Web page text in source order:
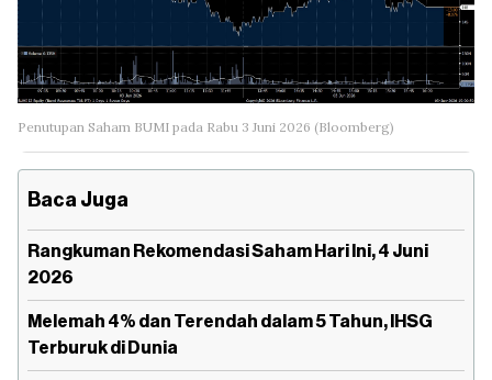
Penutupan Saham BUMI pada Rabu 3 Juni 2026 (Bloomberg)
Baca Juga
Rangkuman Rekomendasi Saham Hari Ini, 4 Juni
2026
Melemah 4% dan Terendah dalam 5 Tahun, IHSG
Terburuk di Dunia